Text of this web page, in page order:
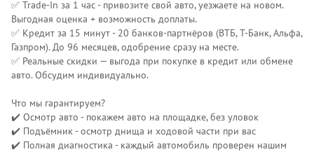
✅ Trade-In за 1 час - привозите свой авто, уезжаете на новом.
Выгодная оценка + возможность доплаты.
✅ Кредит за 15 минут - 20 банков-партнёров (ВТБ, Т-Банк, Альфа,
Газпром). До 96 месяцев, одобрение сразу на месте.
✅ Реальные скидки — выгода при покупке в кредит или обмене
авто. Обсудим индивидуально.
Что мы гарантируем?
✔️ Осмотр авто - покажем авто на площадке, без уловок
✔️ Подъёмник - осмотр днища и ходовой части при вас
✔️ Полная диагностика - каждый автомобиль проверен нашим